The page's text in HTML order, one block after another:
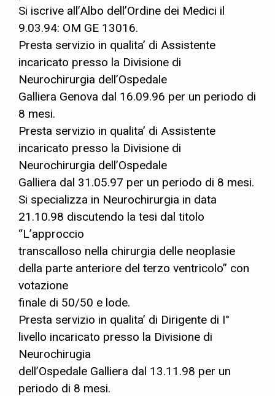
Si iscrive all’Albo dell’Ordine dei Medici il
9.03.94: OM GE 13016.
Presta servizio in qualita’ di Assistente
incaricato presso la Divisione di
Neurochirurgia dell’Ospedale
Galliera Genova dal 16.09.96 per un periodo di
8 mesi.
Presta servizio in qualita’ di Assistente
incaricato presso la Divisione di
Neurochirurgia dell’Ospedale
Galliera dal 31.05.97 per un periodo di 8 mesi.
Si specializza in Neurochirurgia in data
21.10.98 discutendo la tesi dal titolo
“L’approccio
transcalloso nella chirurgia delle neoplasie
della parte anteriore del terzo ventricolo” con
votazione
finale di 50/50 e lode.
Presta servizio in qualita’ di Dirigente di I°
livello incaricato presso la Divisione di
Neurochirugia
dell’Ospedale Galliera dal 13.11.98 per un
periodo di 8 mesi.